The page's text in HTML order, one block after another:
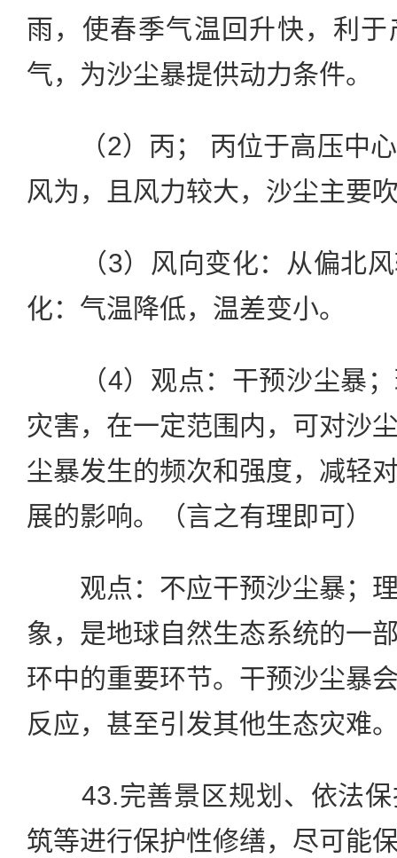
雨，使春季气温回升快，利
气，为沙尘暴提供动力条件
（2）丙； 丙位于高压中心
风为，且风力较大，沙尘主
（3）风向变化：从偏北风
化：气温降低，温差变小。
（4）观点：干预沙尘暴；
灾害，在一定范围内，可对沙
尘暴发生的频次和强度，减轻
展的影响。（言之有理即可）
观点：不应干预沙尘暴；理
象，是地球自然生态系统的一
环中的重要环节。干预沙尘暴
反应，甚至引发其他生态灾难
43.完善景区规划、依法保
筑等进行保护性修缮，尽可能